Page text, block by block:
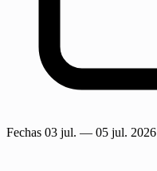
Fechas 03 jul. — 05 jul. 2026